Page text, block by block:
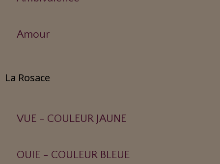
Amour
La Rosace
VUE - COULEUR JAUNE
OUIE - COULEUR BLEUE